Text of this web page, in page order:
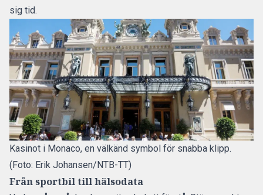
sig tid.
Kasinot i Monaco, en välkänd symbol för snabba klipp.
(Foto: Erik Johansen/NTB-TT)
Från sportbil till hälsodata